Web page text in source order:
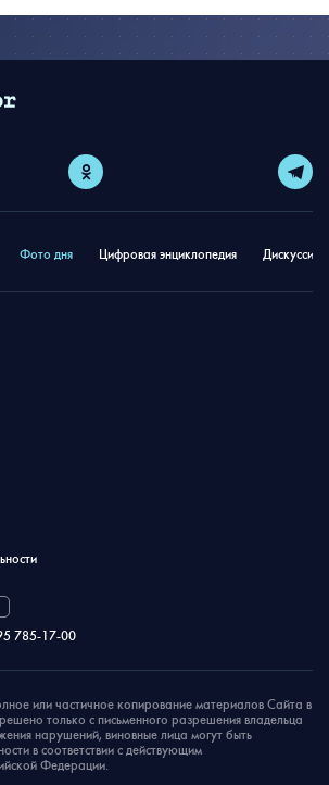
Фото дня Цифровая энциклопедия
785-17-00
или частичное копирование материалов Сайта в
только с письменного разрешения владельца
нарушений, виновные лица могут быть
в соответствии с действующим
Федерации.